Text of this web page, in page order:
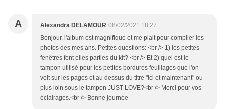
A Alexandra DELAMOUR 08/02/2021 18:27
Bonjour, l'album est magnifique et me plait pour compiler les
photos des mes ans. Petites questions: <br /> 1) les petites
fenêtres font elles parties du kit? <br /> Et 2) quel est le
tampon utilisé pour les petites bordures feuillages que l'on
voit sur les pages et au dessus du titre "ici et maintenant" ou
plus loin sous le tampon JUST LOVE?<br /> Merci pour vos
éclairages.<br /> Bonne journée